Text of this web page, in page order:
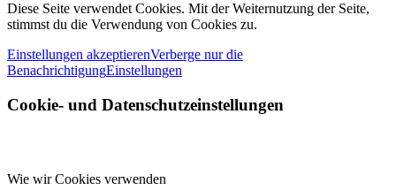
Diese Seite verwendet Cookies. Mit der Weiternutzung der Seite,
stimmst du die Verwendung von Cookies zu.
Einstellungen akzeptierenVerberge nur die
BenachrichtigungEinstellungen
Cookie- und Datenschutzeinstellungen
Wie wir Cookies verwenden